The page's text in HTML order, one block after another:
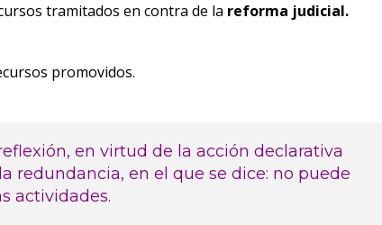
tramitados en contra de la reforma judicial.
promovidos.
en virtud de la acción declarativa
redundancia, en el que se dice: no puede
actividades.